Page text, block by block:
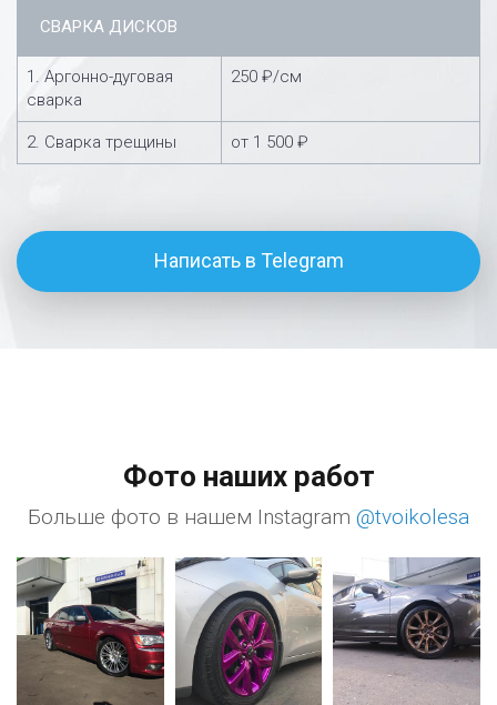
СВАРКА ДИСКОВ
1. Аргонно-дуговая
сварка
250 ₽/см
2. Сварка трещины от 1 500 ₽
Написать в Telegram
Фото наших работ
Больше фото в нашем Instagram @tvoikolesa